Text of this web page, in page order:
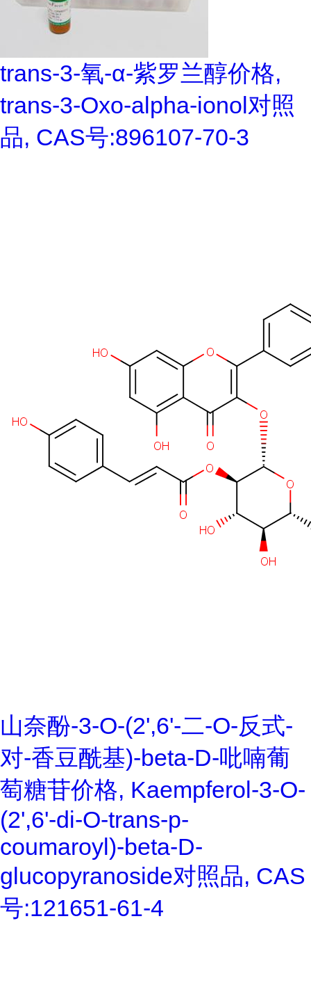
trans-3-氧-α-紫罗兰醇价格,
trans-3-Oxo-alpha-ionol对照
品, CAS号:896107-70-3
山奈酚-3-O-(2',6'-二-O-反式-
对-香豆酰基)-beta-D-吡喃葡
萄糖苷价格, Kaempferol-3-O-
(2',6'-di-O-trans-p-
coumaroyl)-beta-D-
glucopyranoside对照品, CAS
号:121651-61-4